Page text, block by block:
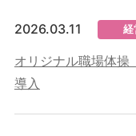
2026.03.11 経
オリジナル職場体
導入